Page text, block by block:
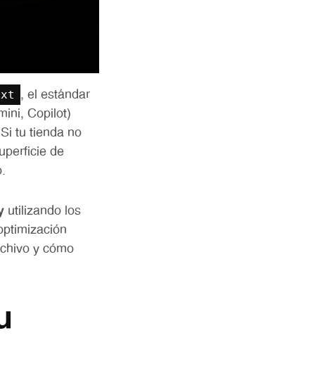
, el estándar
Copilot)
tu tienda no
de
utilizando los
y cómo